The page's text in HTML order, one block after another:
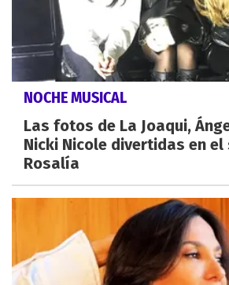
NOCHE MUSICAL
Las fotos de La Joaqui,
Nicki Nicole divertidas en el
Rosalía